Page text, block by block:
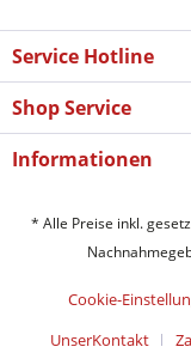
Service Hotline
Shop Service
Informationen
* Alle Preise inkl.
Cookie-
UnserKontakt